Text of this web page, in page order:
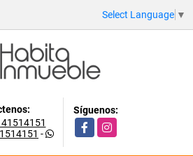
Select Language ▼
-
Síguenos:
FacebookInstagram